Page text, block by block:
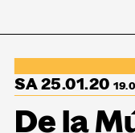
SA 25.01.20
De la